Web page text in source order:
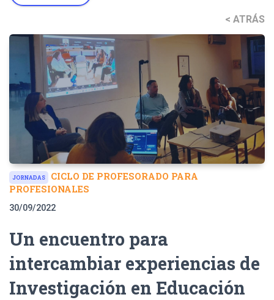
< ATRÁS
JORNADAS
CICLO DE PROFESORADO PARA
PROFESIONALES
30/09/2022
Un encuentro para
intercambiar experiencias de
Investigación en Educación